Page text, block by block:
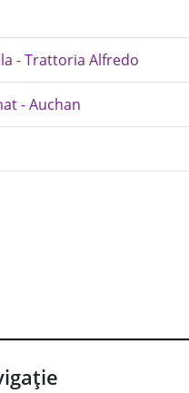
- Trattoria Alfredo
- Auchan